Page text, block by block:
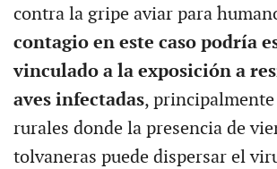
contra la gripe aviar para
contagio en este caso podría
vinculado a la exposición a
aves infectadas, principalmente
rurales donde la presencia de
tolvaneras puede dispersar el